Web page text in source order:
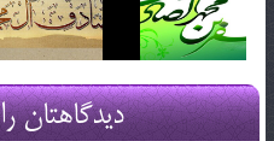
دیدگاهتان